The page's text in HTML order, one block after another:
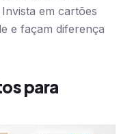
em cartões
e façam diferença
para